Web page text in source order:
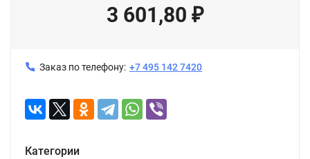
3 601,80 ₽
Заказ по телефону: +7 495 142 7420
Категории